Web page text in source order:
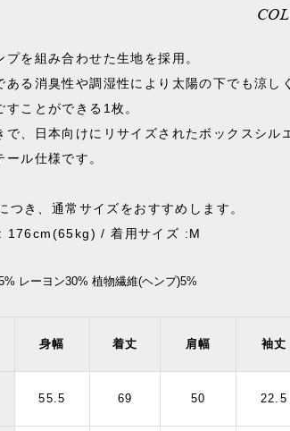
プを組み合わせた生地を採用。
ある消臭性や調湿性により太陽の下でも涼し
すことができる1枚。
で、日本向けにリサイズされたボックスシル
ール仕様です。
つき、通常サイズをおすすめします。
176cm(65kg) / 着用サイズ :M
レーヨン30% 植物繊維(ヘンプ)5%
身幅 着丈 肩幅 袖丈
55.5 69 50 22.5